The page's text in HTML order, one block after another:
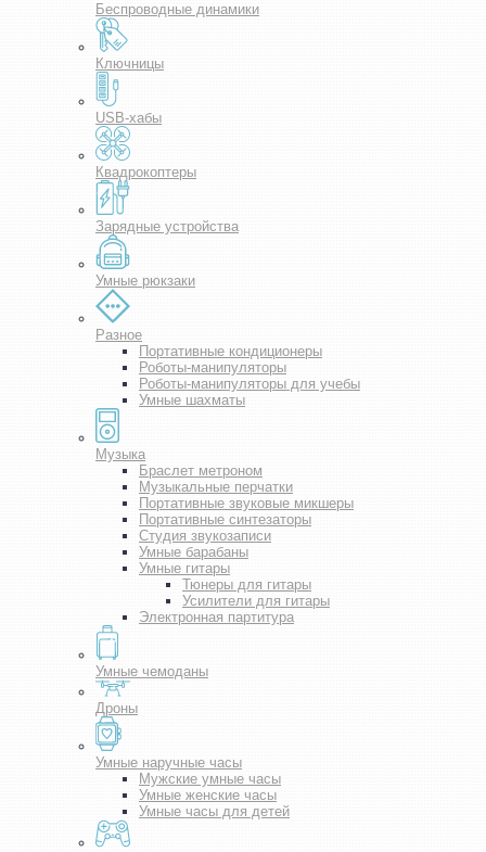
Беспроводные динамики
Ключницы
USB-хабы
Квадрокоптеры
Зарядные устройства
Умные рюкзаки
Разное
Портативные кондиционеры
Роботы-манипуляторы
Роботы-манипуляторы для учебы
Умные шахматы
Музыка
Браслет метроном
Музыкальные перчатки
Портативные звуковые микшеры
Портативные синтезаторы
Студия звукозаписи
Умные барабаны
Умные гитары
Тюнеры для гитары
Усилители для гитары
Электронная партитура
Умные чемоданы
Дроны
Умные наручные часы
Мужские умные часы
Умные женские часы
Умные часы для детей